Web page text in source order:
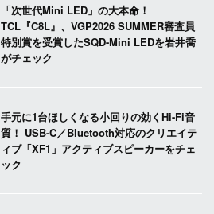
「次世代Mini LED」の大本命！
TCL『C8L』、VGP2026 SUMMER審査員
特別賞を受賞したSQD-Mini LEDを岩井喬
がチェック
手元に1台ほしくなる小回りの効くHi-Fi音
質！ USB-C／Bluetooth対応のクリエイテ
ィブ「XF1」アクティブスピーカーをチェ
ック